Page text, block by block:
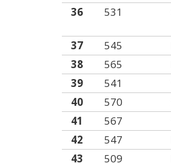
36
531
37 545
38
565
39
541
40
570
41
567
42
547
43
509